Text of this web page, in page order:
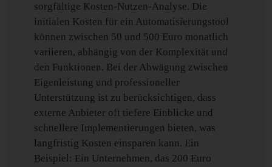
sorgfältige Kosten-Nutzen-Analyse. Die
initialen Kosten für ein Automatisierungstool
können zwischen 50 und 500 Euro monatlich
variieren, abhängig von der Komplexität und
den Funktionen. Bei der Abwägung zwischen
Eigenleistung und professioneller
Unterstützung ist zu berücksichtigen, dass
externe Anbieter oft tiefere Einblicke und
schnellere Implementierungen bieten, was
langfristig Kosten einsparen kann. Ein
Beispiel: Ein Unternehmen, das 200 Euro